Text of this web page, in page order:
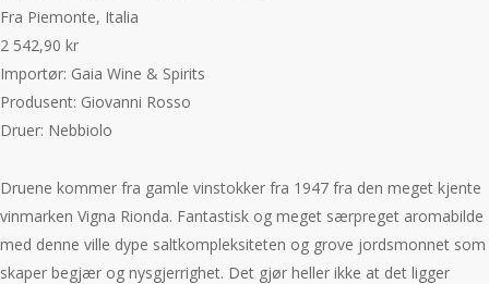
Fra Piemonte, Italia
2 542,90 kr
Importør: Gaia Wine & Spirits
Produsent: Giovanni Rosso
Druer: Nebbiolo
Druene kommer fra gamle vinstokker fra 1947 fra den meget kjente
vinmarken Vigna Rionda. Fantastisk og meget særpreget aromabilde
med denne ville dype saltkompleksiteten og grove jordsmonnet som
skaper begjær og nysgjerrighet. Det gjør heller ikke at det ligger